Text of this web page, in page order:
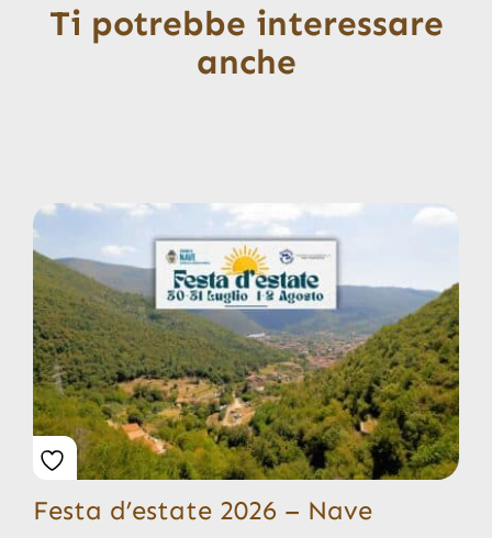
Ti potrebbe interessare
anche
Festa d’estate 2026 – Nave